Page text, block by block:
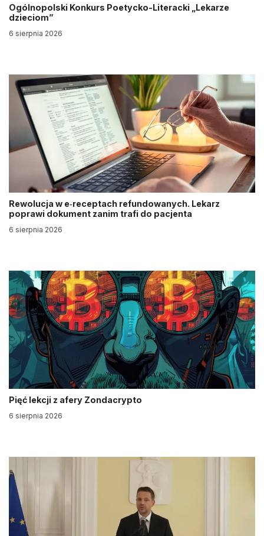
Ogólnopolski Konkurs Poetycko-Literacki „Lekarze
dzieciom”
6 sierpnia 2026
Rewolucja w e‑receptach refundowanych. Lekarz
poprawi dokument zanim trafi do pacjenta
6 sierpnia 2026
Pięć lekcji z afery Zondacrypto
6 sierpnia 2026